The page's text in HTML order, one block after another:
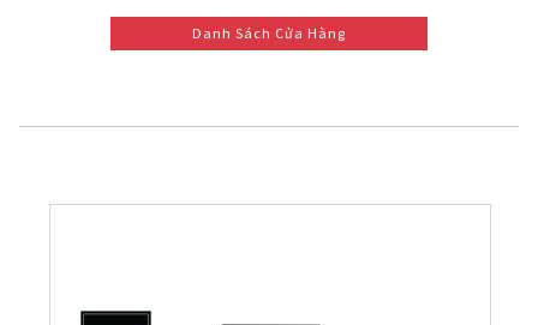
Danh Sách Cửa Hàng